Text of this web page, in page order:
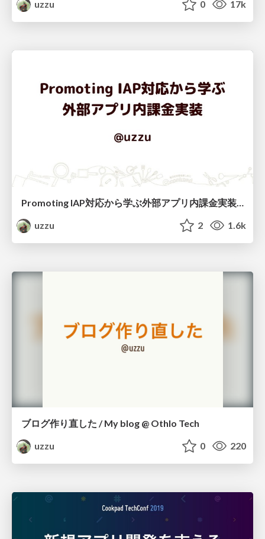
uzzu 0 17k
uzzu
2 1.6k
ブログ作り直した / My blog @ Othlo Tech
uzzu
0 220